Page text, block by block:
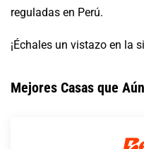
reguladas en Perú.
¡Échales un vistazo en la
Mejores Casas que